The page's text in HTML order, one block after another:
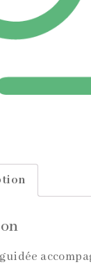
guidée